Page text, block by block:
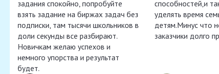
задания спокойно, попробуйте
взять задание на биржах задач без
подписки, там тысячи школьников в
доли секунды все разбирают.
Новичкам желаю успехов и
немного упорства и результат
будет.
способностей,и
уделять время
детям.Минус что
заказчики долго